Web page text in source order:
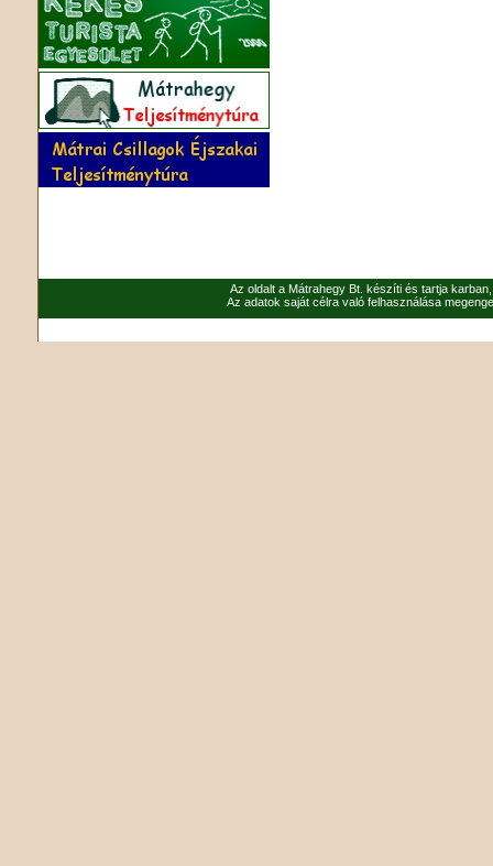
Az oldalt a Mátrahegy Bt. készíti és tartja
Az adatok saját célra való felhasználása